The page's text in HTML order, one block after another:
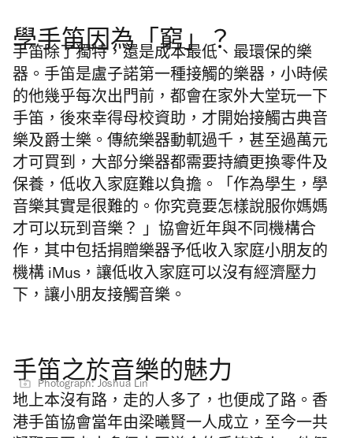
學手笛因為「窮」？
手笛除了獨特，還是成本最低、最環保的樂
器。手笛是盧子諾第一種接觸的樂器，小時候
的他幾乎每次出門前，都會在家外大堂玩一下
手笛，後來幸得母校資助，才開始接觸古典音
樂及爵士樂。傳統樂器動軏過千，甚至過萬元
才可買到，大部分樂器都需要持續更換零件及
保養，低收入家庭難以負擔。「作為學生，學
音樂其實是很難的。你究竟要怎樣說服你媽媽
才可以玩到音樂？ 」協會近年與不同機構合
作，其中包括捐贈樂器予低收入家庭小朋友的
機構 iMus，讓低收入家庭可以沒有經濟壓力
下，讓小朋友接觸音樂。
手笛之於音樂的魅力
Photograph: Joshua Lin
地上本沒有路，走的人多了，也便成了路。香
港手笛協會當年由梁曦賢一人成立，至今一共